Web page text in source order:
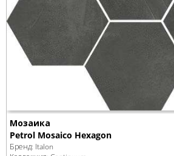
Мозаика
Petrol Mosaico Hexagon
Бренд: Italon